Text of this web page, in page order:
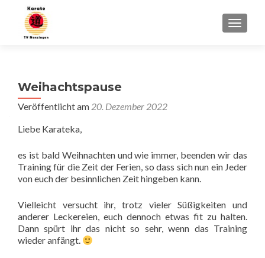
Weihachtspause
Veröffentlicht am 20. Dezember 2022
Liebe Karateka,
es ist bald Weihnachten und wie immer, beenden wir das
Training für die Zeit der Ferien, so dass sich nun ein Jeder
von euch der besinnlichen Zeit hingeben kann.
Vielleicht versucht ihr, trotz vieler Süßigkeiten und
anderer Leckereien, euch dennoch etwas fit zu halten.
Dann spürt ihr das nicht so sehr, wenn das Training
wieder anfängt.